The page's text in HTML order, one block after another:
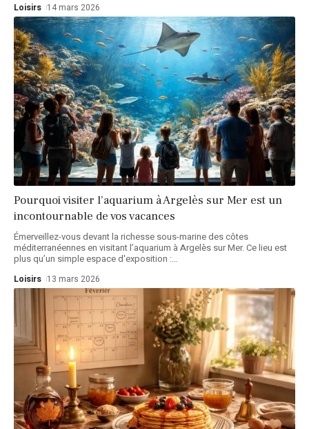
Loisirs 14 mars 2026
Pourquoi visiter l’aquarium à Argelès sur Mer est un
incontournable de vos vacances
Émerveillez-vous devant la richesse sous-marine des côtes
méditerranéennes en visitant l’aquarium à Argelès sur Mer. Ce lieu est
plus qu’un simple espace d'exposition :…
Loisirs 13 mars 2026